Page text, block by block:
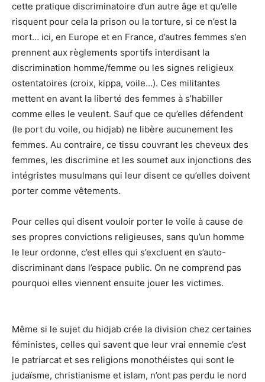
cette pratique discriminatoire d’un autre âge et qu’elle
risquent pour cela la prison ou la torture, si ce n’est la
mort… ici, en Europe et en France, d’autres femmes s’en
prennent aux règlements sportifs interdisant la
discrimination homme/femme ou les signes religieux
ostentatoires (croix, kippa, voile…). Ces militantes
mettent en avant la liberté des femmes à s’habiller
comme elles le veulent. Sauf que ce qu’elles défendent
(le port du voile, ou hidjab) ne libère aucunement les
femmes. Au contraire, ce tissu couvrant les cheveux des
femmes, les discrimine et les soumet aux injonctions des
intégristes musulmans qui leur disent ce qu’elles doivent
porter comme vêtements.
Pour celles qui disent vouloir porter le voile à cause de
ses propres convictions religieuses, sans qu’un homme
le leur ordonne, c’est elles qui s’excluent en s’auto-
discriminant dans l’espace public. On ne comprend pas
pourquoi elles viennent ensuite jouer les victimes.
Même si le sujet du hidjab crée la division chez certaines
féministes, celles qui savent que leur vrai ennemie c’est
le patriarcat et ses religions monothéistes qui sont le
judaïsme, christianisme et islam, n’ont pas perdu le nord